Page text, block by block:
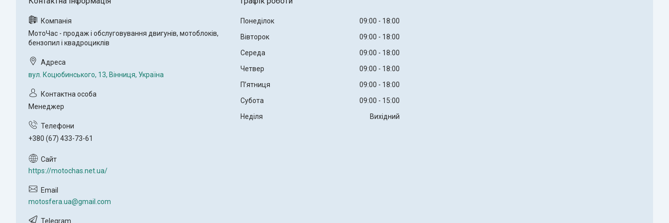
МотоЧас - продаж і обслуговування двигунів, мотоблоків,
бензопил і квадроциклів
вул. Коцюбинського, 13, Вінниця, Україна
Менеджер
+380 (67) 433-73-61
https://motochas.net.ua/
motosfera.ua@gmail.com
Понеділок 09:00
18:00
Вівторок
09:00
18:00
Середа
09:00
18:00
Четвер
09:00
18:00
Пʼятниця
09:00
18:00
Субота
09:00
15:00
Неділя
Вихідний